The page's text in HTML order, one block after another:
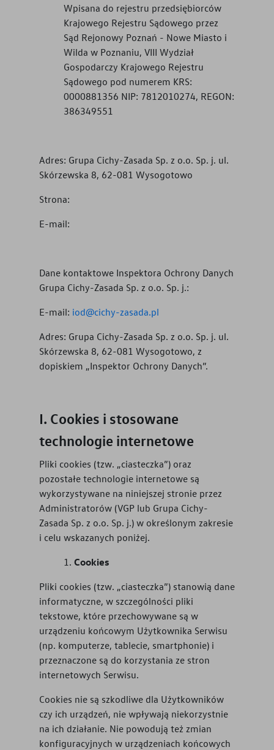
Wpisana do rejestru przedsiębiorców
Krajowego Rejestru Sądowego przez
Sąd Rejonowy Poznań - Nowe Miasto i
Wilda w Poznaniu, VIII Wydział
Gospodarczy Krajowego Rejestru
Sądowego pod numerem KRS:
0000881356 NIP: 7812010274, REGON:
386349551
Adres: Grupa Cichy-Zasada Sp. z o.o. Sp. j. ul.
Skórzewska 8, 62-081 Wysogotowo
Strona:
E-mail:
Dane kontaktowe Inspektora Ochrony Danych
Grupa Cichy-Zasada Sp. z o.o. Sp. j.:
E-mail: iod@cichy-zasada.pl
Adres: Grupa Cichy-Zasada Sp. z o.o. Sp. j. ul.
Skórzewska 8, 62-081 Wysogotowo, z
dopiskiem „Inspektor Ochrony Danych”.
Cookies i stosowane
technologie internetowe
Pliki cookies (tzw. „ciasteczka”) oraz
pozostałe technologie internetowe są
wykorzystywane na niniejszej stronie przez
Administratorów (VGP lub Grupa Cichy-
Zasada Sp. z o.o. Sp. j.) w określonym zakresie
i celu wskazanych poniżej.
Cookies
Pliki cookies (tzw. „ciasteczka”) stanowią dane
informatyczne, w szczególności pliki
tekstowe, które przechowywane są w
urządzeniu końcowym Użytkownika Serwisu
(np. komputerze, tablecie, smartphonie) i
przeznaczone są do korzystania ze stron
internetowych Serwisu.
Cookies nie są szkodliwe dla Użytkowników
czy ich urządzeń, nie wpływają niekorzystnie
na ich działanie. Nie powodują też zmian
konfiguracyjnych w urządzeniach końcowych